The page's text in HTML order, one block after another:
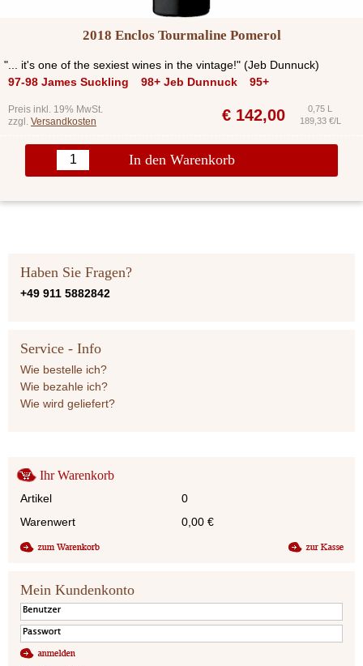
2018 Enclos Tourmaline Pomerol
"... it's one of the sexiest wines in the vintage!" (Jeb Dunnuck)
97-98 James Suckling
98+ Jeb Dunnuck 95+
Preis inkl. 19% MwSt.
zzgl. Versandkosten € 142,00
0,75 L
189,33 €/L
In den Warenkorb
Haben Sie Fragen?
+49 911 5882842
Service - Info
Wie bestelle ich?
Wie bezahle ich?
Wie wird geliefert?
Ihr Warenkorb
Artikel
0
Warenwert
0,00 €
Mein Kundenkonto